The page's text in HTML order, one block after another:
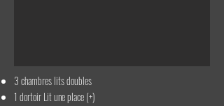
3 chambres lits doubles
1 dortoir Lit une place (+)